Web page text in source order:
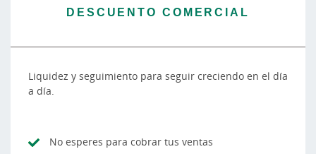
DESCUENTO COMERCIAL
Liquidez y seguimiento para seguir creciendo en el día
a día.
No esperes para cobrar tus ventas